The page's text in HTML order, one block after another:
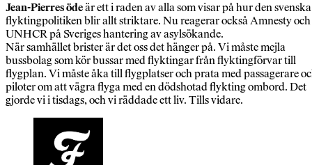
Jean-Pierres ödeär ett i raden av alla som visar på hur den svenska
flyktingpolitiken blir allt striktare. Nu reagerar också Amnesty och
UNHCR på Sveriges hantering av asylsökande.
När samhället brister är det oss det hänger på. Vi måste mejla
bussbolag som kör bussar med flyktingar från flyktingförvar till
flygplan. Vi måste åka till flygplatser och prata med passagerare
piloter om att vägra flyga med en dödshotad flykting ombord. Det
gjorde vi i tisdags, och vi räddade ett liv. Tills vidare.